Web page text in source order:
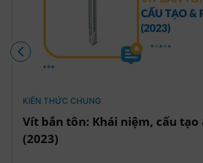
KIẾN THỨC CHUNG
Vít bắn tôn: Khái niệm, cấu tạo
(2023)